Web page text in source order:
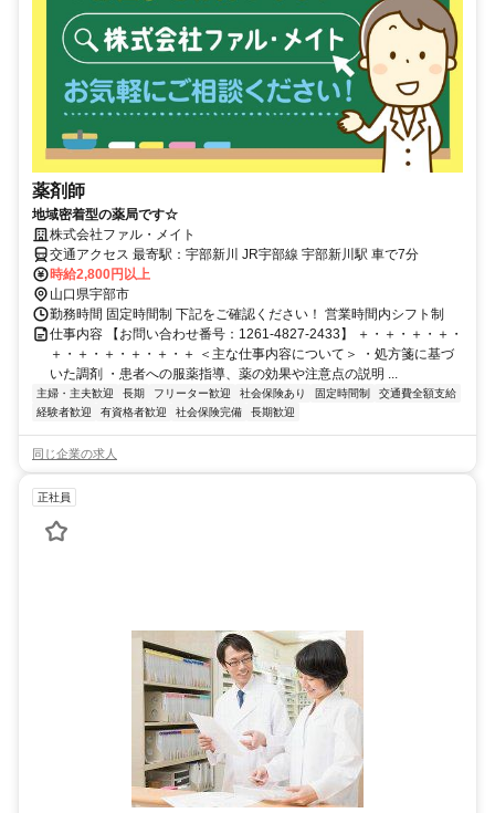
薬剤師
地域密着型の薬局です☆
株式会社ファル・メイト
交通アクセス 最寄駅：宇部新川 JR宇部線 宇部新川駅 車で7分
時給2,800円以上
山口県宇部市
勤務時間 固定時間制 下記をご確認ください！ 営業時間内シフト制
仕事内容 【お問い合わせ番号：1261-4827-2433】 ＋・＋・＋・＋・
＋・＋・＋・＋・＋・＋ ＜主な仕事内容について＞ ・処方箋に基づ
いた調剤 ・患者への服薬指導、薬の効果や注意点の説明 ...
主婦・主夫歓迎 長期 フリーター歓迎 社会保険あり 固定時間制
交通費全額支給
経験者歓迎
有資格者歓迎 社会保険完備 長期歓迎
同じ企業の求人
正社員